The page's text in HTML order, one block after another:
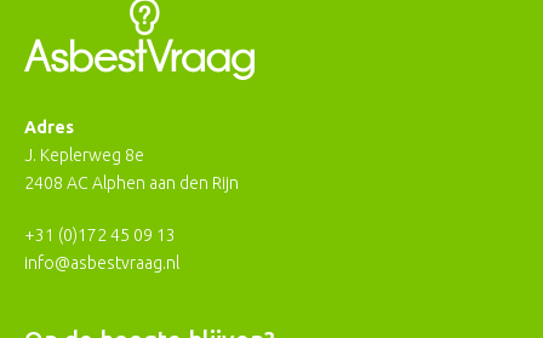
Adres
J. Keplerweg 8e
2408 AC Alphen aan den Rijn
+31 (0)172 45 09 13
info@asbestvraag.nl